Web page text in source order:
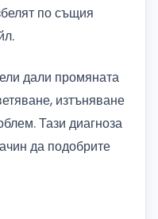
по същия
дали промяната
изтъняване
Тази диагноза
да подобрите